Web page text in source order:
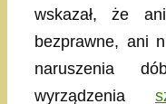
wskazał, że
bezprawne, ani
naruszenia
wyrządzenia